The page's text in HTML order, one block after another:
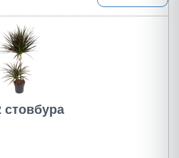
стовбура